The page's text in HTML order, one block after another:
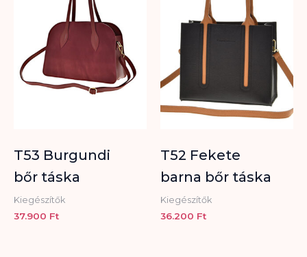
T53 Burgundi
bőr táska
Kiegészítők
37.900 Ft
T52 Fekete
barna bőr táska
Kiegészítők
36.200 Ft